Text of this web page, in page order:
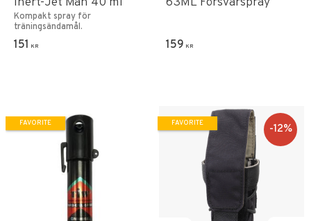
Kompakt spray för
träningsändamål.
151 KR 159 KR
FAVORITE 12%
FAVORITE